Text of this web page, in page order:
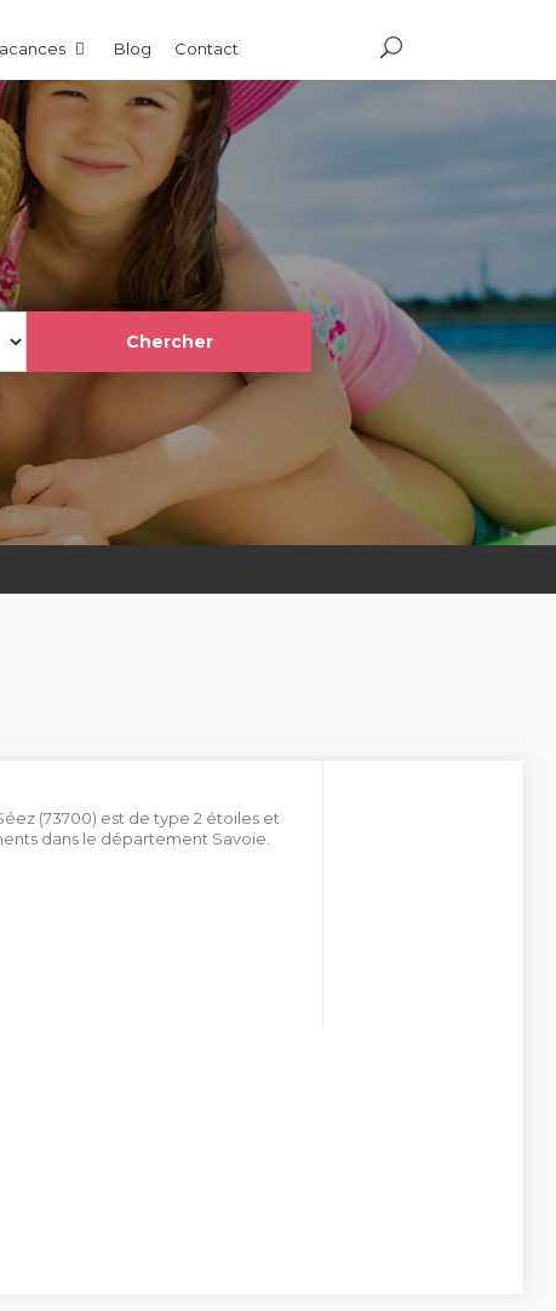
Blog Contact
(73700) est de type 2 étoiles et
dans le département Savoie.